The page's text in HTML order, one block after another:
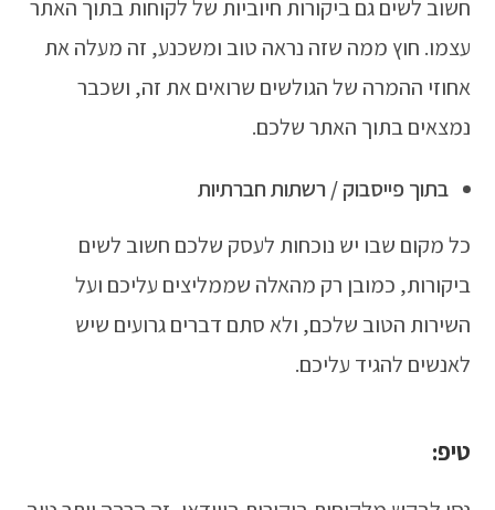
חשוב לשים גם ביקורות חיוביות של לקוחות בתוך האתר
עצמו. חוץ ממה שזה נראה טוב ומשכנע, זה מעלה את
אחוזי ההמרה של הגולשים שרואים את זה, ושכבר
נמצאים בתוך האתר שלכם.
בתוך פייסבוק / רשתות חברתיות
כל מקום שבו יש נוכחות לעסק שלכם חשוב לשים
ביקורות, כמובן רק מהאלה שממליצים עליכם ועל
השירות הטוב שלכם, ולא סתם דברים גרועים שיש
לאנשים להגיד עליכם.
טיפ: